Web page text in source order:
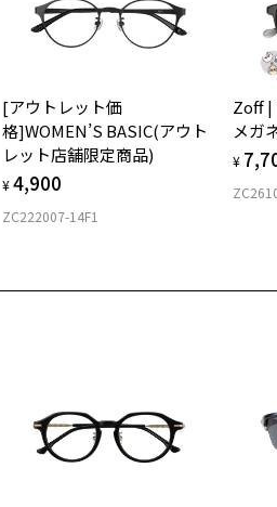
まのみ対象となります。
仕上が
D 仕上
E 仕上
スクエア
＜メガ
オンラ
ご購入
のうえ、
度付き
[アウトレット価
格]WOMEN’S BASIC(アウト
レット店舗限定商品)
¥4,900
ZC222007-14F1
Zoff |
メガ
¥